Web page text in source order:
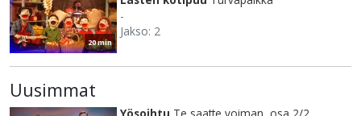
20 min
-
Jakso: 2
Uusimmat